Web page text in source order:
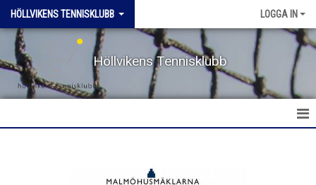
HÖLLVIKENS TENNISKLUBB LOGGA IN
Höllvikens Tennisklubb